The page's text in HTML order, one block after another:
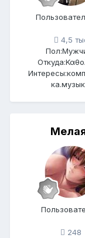
4,5
Пол:
Откуда:
Интересы:
248